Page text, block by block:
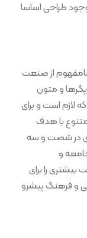
طراحی اساسا
از صنعت
و متون
لازم است و برای
متنوع با هدف
در شصت و سه
و
بیشتری را برای
و فرهنگ پیشرو